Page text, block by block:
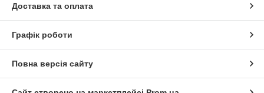
Доставка та оплата
Графік роботи
Повна версія сайту